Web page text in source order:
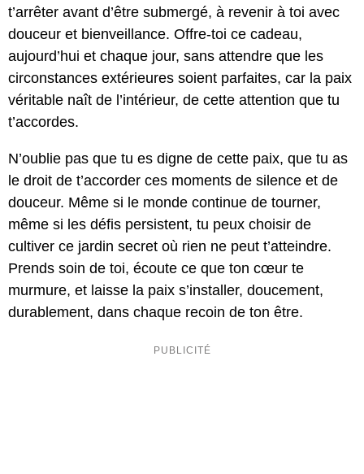
t’arrêter avant d’être submergé, à revenir à toi avec
douceur et bienveillance. Offre-toi ce cadeau,
aujourd’hui et chaque jour, sans attendre que les
circonstances extérieures soient parfaites, car la paix
véritable naît de l’intérieur, de cette attention que tu
t’accordes.
N’oublie pas que tu es digne de cette paix, que tu as
le droit de t’accorder ces moments de silence et de
douceur. Même si le monde continue de tourner,
même si les défis persistent, tu peux choisir de
cultiver ce jardin secret où rien ne peut t’atteindre.
Prends soin de toi, écoute ce que ton cœur te
murmure, et laisse la paix s’installer, doucement,
durablement, dans chaque recoin de ton être.